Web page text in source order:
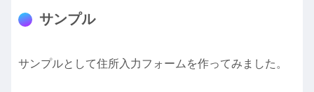
サンプル
サンプルとして住所入力フォームを作ってみました。